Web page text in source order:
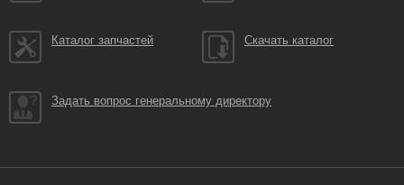
Каталог запчастей Скачать каталог
Задать вопрос генеральному директору